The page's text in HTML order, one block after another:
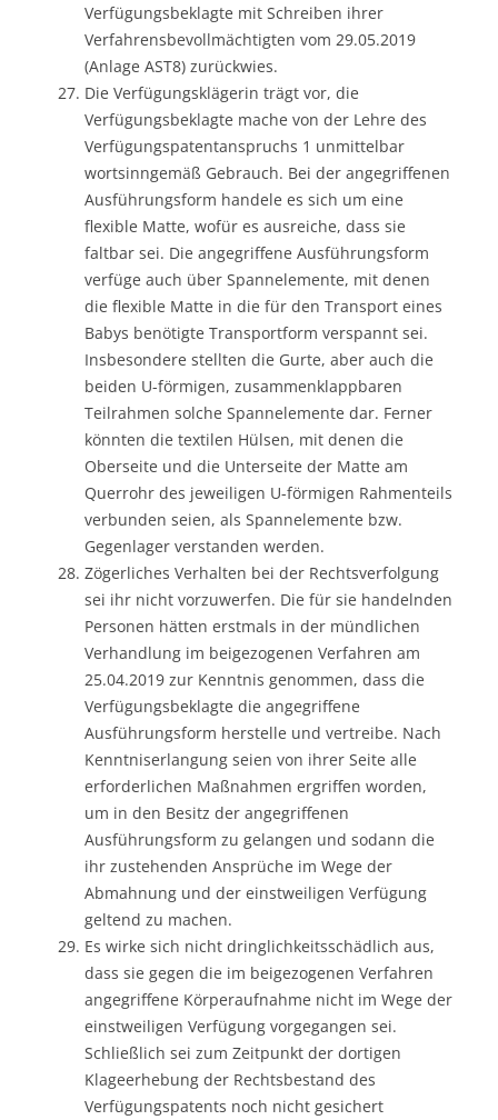
Verfügungsbeklagte mit Schreiben ihrer
Verfahrensbevollmächtigten vom 29.05.2019
(Anlage AST8) zurückwies.
Die Verfügungsklägerin trägt vor, die
Verfügungsbeklagte mache von der Lehre des
Verfügungspatentanspruchs 1 unmittelbar
wortsinngemäß Gebrauch. Bei der angegriffenen
Ausführungsform handele es sich um eine
flexible Matte, wofür es ausreiche, dass sie
faltbar sei. Die angegriffene Ausführungsform
verfüge auch über Spannelemente, mit denen
die flexible Matte in die für den Transport eines
Babys benötigte Transportform verspannt sei.
Insbesondere stellten die Gurte, aber auch die
beiden U-förmigen, zusammenklappbaren
Teilrahmen solche Spannelemente dar. Ferner
könnten die textilen Hülsen, mit denen die
Oberseite und die Unterseite der Matte am
Querrohr des jeweiligen U-förmigen Rahmenteils
verbunden seien, als Spannelemente bzw.
Gegenlager verstanden werden.
Zögerliches Verhalten bei der Rechtsverfolgung
sei ihr nicht vorzuwerfen. Die für sie handelnden
Personen hätten erstmals in der mündlichen
Verhandlung im beigezogenen Verfahren am
25.04.2019 zur Kenntnis genommen, dass die
Verfügungsbeklagte die angegriffene
Ausführungsform herstelle und vertreibe. Nach
Kenntniserlangung seien von ihrer Seite alle
erforderlichen Maßnahmen ergriffen worden,
um in den Besitz der angegriffenen
Ausführungsform zu gelangen und sodann die
ihr zustehenden Ansprüche im Wege der
Abmahnung und der einstweiligen Verfügung
geltend zu machen.
Es wirke sich nicht dringlichkeitsschädlich aus,
dass sie gegen die im beigezogenen Verfahren
angegriffene Körperaufnahme nicht im Wege der
einstweiligen Verfügung vorgegangen sei.
Schließlich sei zum Zeitpunkt der dortigen
Klageerhebung der Rechtsbestand des
Verfügungspatents noch nicht gesichert